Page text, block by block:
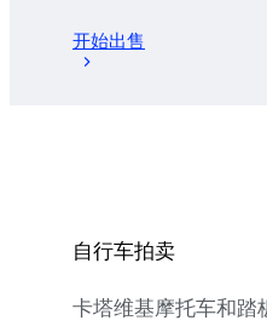
开始出售
自行车拍卖
卡塔维基摩托车和踏